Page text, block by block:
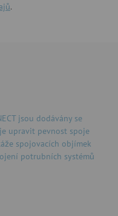
.
jsou dodávány se
upravit pevnost spoje
spojovacích objímek
potrubních systémů